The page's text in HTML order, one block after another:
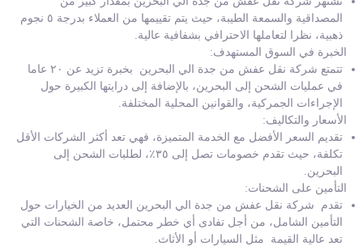
المصداقية والسمعة الطيبة، حيث يتم تقييمها من العملاء بدرجة ٥ نجوم
ذهبية، نظرا لتعاملها الاحترافي بشفافية عالية.
الخبرة في السوق المستهدف:
تتمتع شركة نقل عفش من جدة الي البحرين بخبرة تزيد عن ٢٠ عاما
في عمليات الشحن إلى البحرين، بالإضافة إلى درايتها الكبيرة حول
الإجراءات الجمركية، والقوانين المحلية المختلفة.
الأسعار والتكاليف:
تقديم السعر الأفضل مع الخدمة المتميزة، فهي تعد أكثر الشركات الأقل
تكلفة، حيث تقدم خصومات تصل إلى ٣٥٪، لطلبات الشحن إلى
البحرين.
التأمين على الشحنات:
تقدم شركة نقل عفش من جدة الي البحرين العديد من الخيارات حول
التأمين الشامل، من أجل تفادى أي خطر محتمل، خاصة الشحنات التي
تعد عالية القيمة مثل السيارات أو الأثاث.